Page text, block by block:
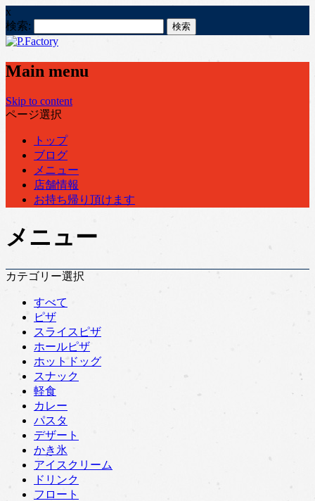
x
検索:
Main menu
Skip to content
ページ選択
トップ
ブログ
メニュー
店舗情報
お持ち帰り頂けます
メニュー
カテゴリー選択
すべて
ピザ
スライスピザ
ホールピザ
ホットドッグ
スナック
軽食
カレー
パスタ
デザート
かき氷
アイスクリーム
ドリンク
フロート